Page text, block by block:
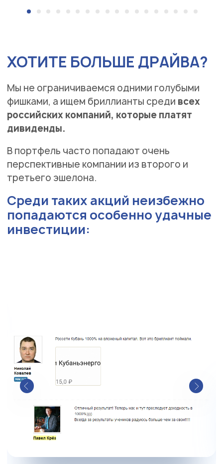
ХОТИТЕ БОЛЬШЕ ДРАЙВА?
Мы не ограничиваемся одними голубыми
фишками, а ищем бриллианты среди всех
российских компаний, которые платят
дивиденды.
В портфель часто попадают очень
перспективные компании из второго и
третьего эшелона.
Среди таких акций неизбежно
попадаются особенно удачные
инвестиции: